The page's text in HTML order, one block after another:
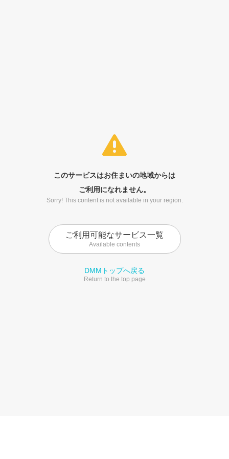
このサービスはお住まいの地域からは
ご利用になれません。
Sorry! This content is not available in your region.
ご利用可能なサービス一覧
Available contents
DMMトップへ戻る
Return to the top page